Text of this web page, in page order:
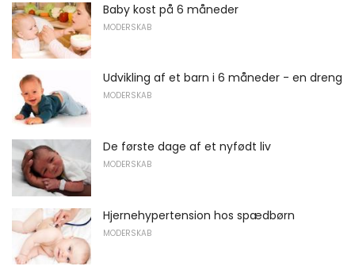
Baby kost på 6 måneder
MODERSKAB
Udvikling af et barn i 6 måneder - en dreng
MODERSKAB
De første dage af et nyfødt liv
MODERSKAB
Hjernehypertension hos spædbørn
MODERSKAB